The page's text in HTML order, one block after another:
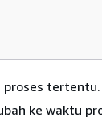
proses tertentu.
ke waktu